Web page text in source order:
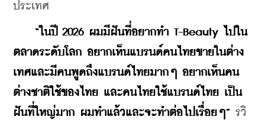
ประเทศ
“ในปี 2026 ผมมีฝันที่อยากทำ T-Beauty ไปใน
ตลาดระดับโลก อยากเห็นแบรนด์คนไทยขายในต่าง
เทศและมีคนพูดถึงแบรนด์ไทยมากๆ อยากเห็นคน
ต่างชาติใช้ของไทย และคนไทยใช้แบรนด์ไทย เป็น
ฝันที่ใหญ่มาก ผมทำแล้วและจะทำต่อไปเรื่อยๆ” รวิ